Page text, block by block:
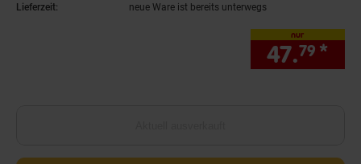
Lieferzeit: neue Ware ist bereits unterwegs
nur
47.79 *